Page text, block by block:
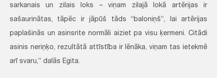
sarkanais un zilais loks – viņam zilajā lokā artērijas ir
sašaurinātas, tāpēc ir jāpūš tāds “baloniņš”, lai artērijas
paplašinās un asinsrite normāli aiziet pa visu ķermeni. Citādi
asinis neriņķo, rezultātā attīstība ir lēnāka, viņam tas ietekmē
arī svaru,” dalās Egita.